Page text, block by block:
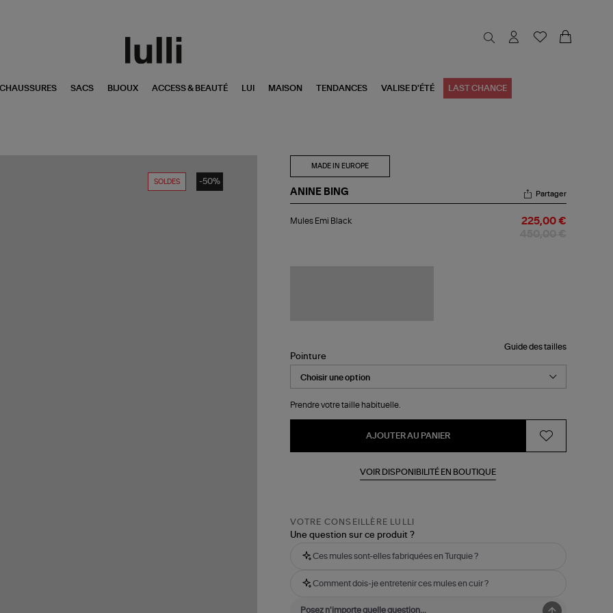
CHAUSSURES SACS BIJOUX ACCESS & BEAUTÉ LUI MAISON TENDANCES VALISE D'ÉTÉ LAST CHANCE
SOLDES -50%
MADE IN EUROPE
ANINE BING
Emi
Partager
Mules Emi Black 225,00 €
Guide des tailles
Pointure
Prendre votre taille habituelle.
AJOUTER AU PANIER
VOIR DISPONIBILITÉ EN BOUTIQUE
VOTRE CONSEILLÈRE LULLI
Une question sur ce produit ?
Ces mules sont-elles fabriquées en Turquie ?
Comment dois-je entretenir ces mules en cuir ?